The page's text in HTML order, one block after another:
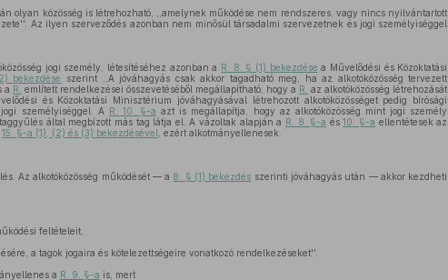
olyan közösség is létrehozható, ,,amelynek működése nem rendszeres, vagy nincs nyilvántartott
Az ilyen szerveződés azonban nem minősül társadalmi szervezetnek és jogi személyiséggel
jogi személy, létesítéséhez azonban a R. 8. § (1) bekezdése a Művelődési és Közoktatási
bekezdése
szerint ,,A jóváhagyás csak akkor tagadható meg, ha az alkotóközösség tervezett
a R. említett rendelkezései összevetéséből megállapítható, hogy a R. az alkotóközösség létrehozását
és Közoktatási Minisztérium jóváhagyásával létrehozott alkotóközösséget pedig bírósági
személyiséggel. A R. 10. §-a azt is megállapítja, hogy az alkotóközösség mint jogi személy
által megbízott más tag látja el. A vázoltak alapján a R. 8. §-a és10. §-a ellentétesek az
15. §-a (1), (2) és (3) bekezdésével , ezért alkotmányellenesek.
Az alkotóközösség működését — a 8. § (1) bekezdés szerinti jóváhagyás után — akkor kezdheti
feltételeit,
a tagok jogaira és kötelezettségeire vonatkozó rendelkezéseket''.
a R. 9. §-a is, mert